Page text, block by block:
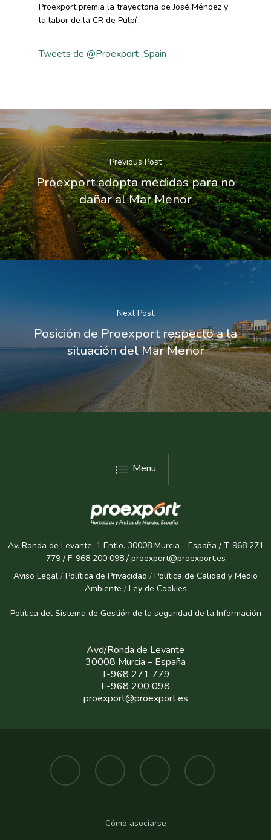
Proexport premia la trayectoria de José Méndez y
la labor de la CR de Pulpí
Tweets de @Proexport_Spain
Previous Post
Proexport adopta medidas para no
dañar al Mar Menor
Next Post
Posición de Proexport respecto a la
situación del Mar Menor
Menu
Av. Ronda de Levante, 1 Entlo. 30008 Murcia - España / T-968 271
779 / F-968 200 098 / proexport@proexport.es
Aviso Legal / Política de Privacidad / Política de Calidad y Medio
Ambiente / Ley de Cookies
Política del Sistema de Gestión de la seguridad de la Información
Avd/Ronda de Levante
30008 Murcia – España
T-968 271 779
F-968 200 098
proexport@proexport.es
Cómo asociarse